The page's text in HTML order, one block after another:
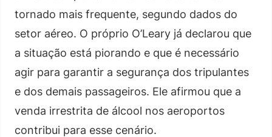
tornado mais frequente, segundo dados do
setor aéreo. O próprio O’Leary já declarou que
a situação está piorando e que é necessário
agir para garantir a segurança dos tripulantes
e dos demais passageiros. Ele afirmou que a
venda irrestrita de álcool nos aeroportos
contribui para esse cenário.